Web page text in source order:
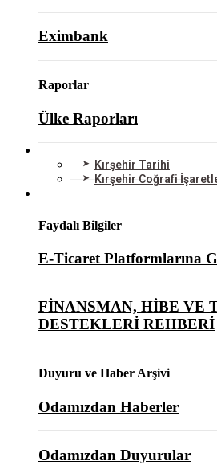
Eximbank
Raporlar
Ülke Raporları
Kırşehir Tarihi
Kırşehir Coğrafi
Faydalı Bilgiler
E-Ticaret Platformlarına
FİNANSMAN, HİBE VE
DESTEKLERİ REHBERİ
Duyuru ve Haber Arşivi
Odamızdan Haberler
Odamızdan Duyurular